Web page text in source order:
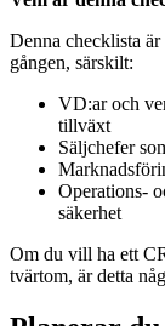
Denna checklista
gången, särskilt:
VD:ar och
tillväxt
Säljchefer
Operations-
säkerhet
Om du vill ha ett
tvärtom, är detta